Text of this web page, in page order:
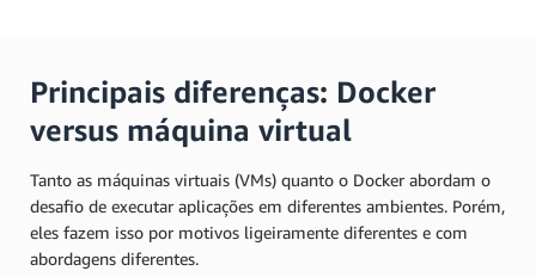
Principais diferenças: Docker
versus máquina virtual
Tanto as máquinas virtuais (VMs) quanto o Docker abordam o
desafio de executar aplicações em diferentes ambientes. Porém,
eles fazem isso por motivos ligeiramente diferentes e com
abordagens diferentes.